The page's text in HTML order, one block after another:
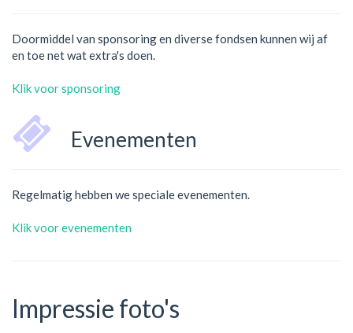
Doormiddel van sponsoring en diverse fondsen kunnen wij af
en toe net wat extra's doen.
Klik voor sponsoring
Evenementen
Regelmatig hebben we speciale evenementen.
Klik voor evenementen
Impressie foto's